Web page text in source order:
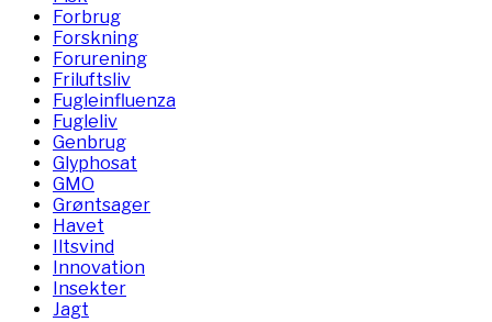
Forbrug
Forskning
Forurening
Friluftsliv
Fugleinfluenza
Fugleliv
Genbrug
Glyphosat
GMO
Grøntsager
Havet
Iltsvind
Innovation
Insekter
Jagt